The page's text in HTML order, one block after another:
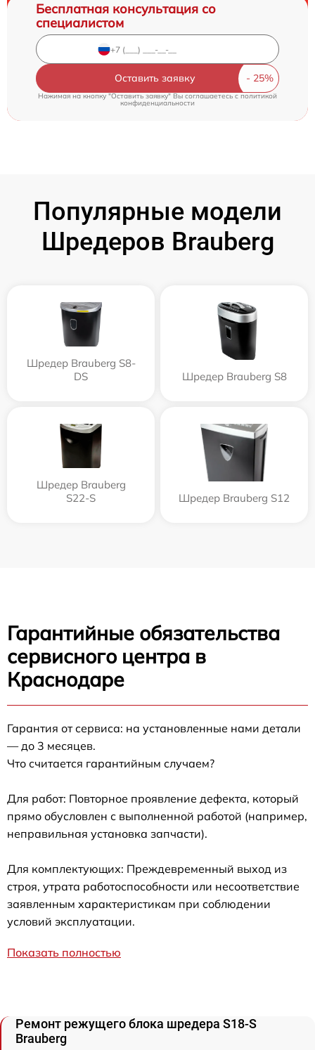
Бесплатная консультация со
специалистом
Оставить заявку
Нажимая на кнопку "Оставить заявку" Вы соглашаетесь c политикой
конфиденциальности
Популярные модели
Шредеров Brauberg
Шредер Brauberg S8-
DS
Шредер Brauberg S8
Шредер Brauberg
S22-S
Шредер Brauberg S12
Гарантийные обязательства
сервисного центра в
Краснодаре
Гарантия от сервиса: на установленные нами детали
— до 3 месяцев.
Что считается гарантийным случаем?
Для работ: Повторное проявление дефекта, который
прямо обусловлен с выполненной работой (например,
неправильная установка запчасти).
Для комплектующих: Преждевременный выход из
строя, утрата работоспособности или несоответствие
заявленным характеристикам при соблюдении
условий эксплуатации.
Показать полностью
Ремонт режущего блока шредера S18-S
Brauberg